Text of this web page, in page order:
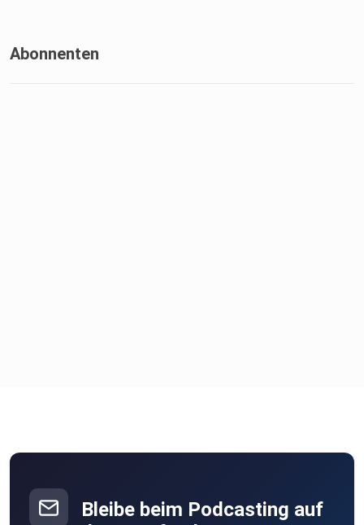
Abonnenten
Bleibe beim Podcasting auf